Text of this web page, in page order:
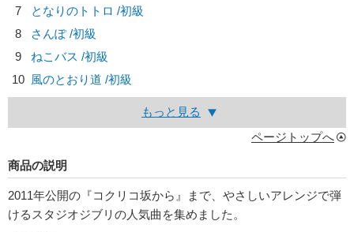
7
となりのトトロ /初級
8
さんぽ /初級
9
ねこバス /初級
10 風のとおり道 /初級
もっと見る
ページトップへ
商品の説明
2011年公開の『コクリコ坂から』まで、やさしいアレンジで弾
けるスタジオジブリの人気曲を集めました。